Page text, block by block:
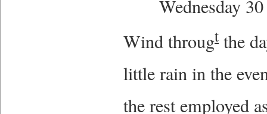
Wednesday 30
Wind througt the
little rain in the
the rest employed